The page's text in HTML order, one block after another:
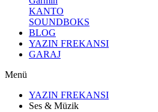
KANTO
SOUNDBOKS
BLOG
YAZIN FREKANSI
GARAJ
Menü
YAZIN FREKANSI
Ses & Müzik